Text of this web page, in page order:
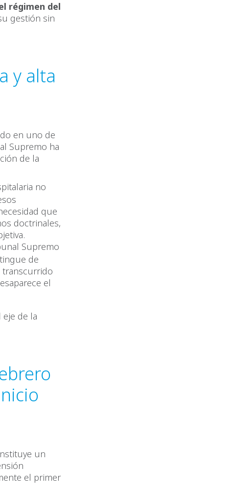
régimen del
gestión sin
y alta
en uno de
Supremo ha
de la
no
que
doctrinales,
Supremo
de
transcurrido
el
de la
un
el primer